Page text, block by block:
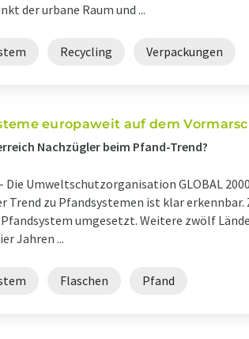
der urbane Raum und ...
Recycling Verpackungen
europaweit auf dem
Nachzügler beim Pfand-Trend?
Die Umweltschutzorganisation GLOBAL
Trend zu Pfandsystemen ist klar
umgesetzt. Weitere zwölf
Jahren ...
Flaschen Pfand